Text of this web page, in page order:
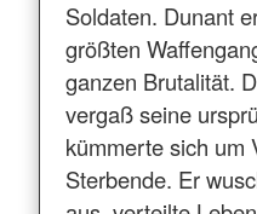
Soldaten. Dunant
größten
ganzen Brutalität.
vergaß seine
kümmerte sich um
Sterbende. Er